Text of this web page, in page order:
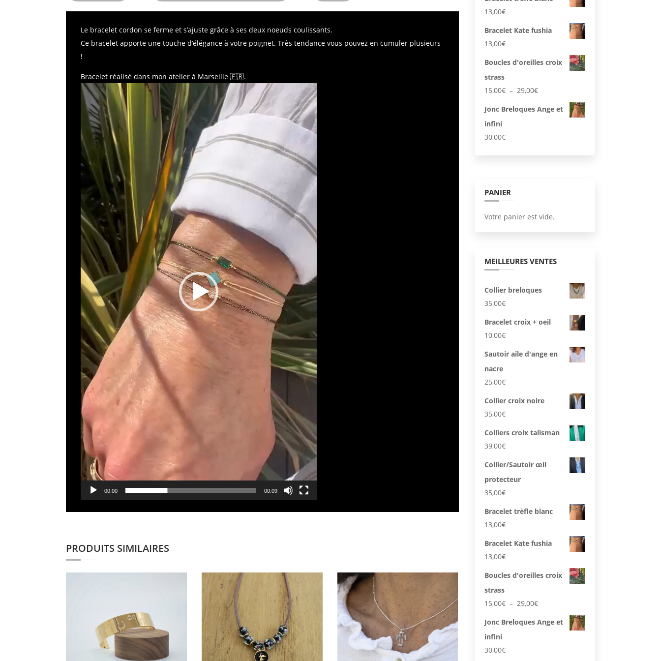
Le bracelet cordon se ferme et s’ajuste grâce à ses deux noeuds coulissants.
Ce bracelet apporte une touche d’élégance à votre poignet. Très tendance vous pouvez en cumuler plusieurs
!
Bracelet réalisé dans mon atelier à Marseille 🇫🇷.
Lecteur
vidéo
00:00 00:09
PRODUITS SIMILAIRES
13,00€
Bracelet Kate fushia
13,00€
Boucles d'oreilles croix
strass
15,00€ – 29,00€Plage
prix :
Jonc Breloques Ange et
infini
30,00€
PANIER
Votre panier est vide.
MEILLEURES VENTES
Collier breloques
35,00€
Bracelet croix + oeil
10,00€
Sautoir aile d'ange en
nacre
25,00€
Collier croix noire
35,00€
Colliers croix talisman
39,00€
Collier/Sautoir œil
protecteur
35,00€
Bracelet trèfle blanc
13,00€
Bracelet Kate fushia
13,00€
Boucles d'oreilles croix
strass
15,00€ – 29,00€Plage
prix :
Jonc Breloques Ange et
infini
30,00€